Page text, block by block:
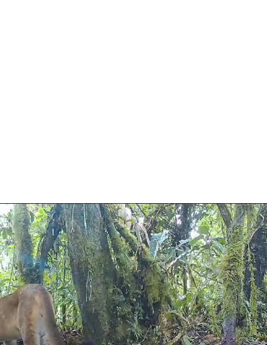
MÁS DEL 80% DE COBERTURA MUNDIAL
PROPORCIONADA POR LOS PRINCIPALES
PROVEEDORES DE REDES CELULARES